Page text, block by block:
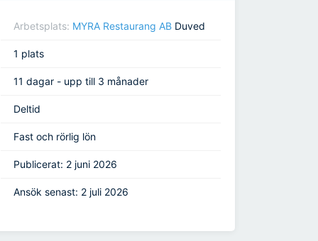
Arbetsplats: MYRA Restaurang AB Duved
1 plats
11 dagar - upp till 3 månader
Deltid
Fast och rörlig lön
Publicerat: 2 juni 2026
Ansök senast: 2 juli 2026